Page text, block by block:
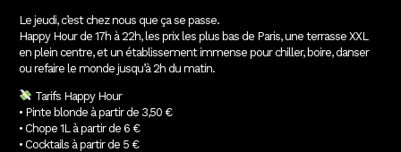
Le jeudi, c’est chez nous que ça se passe.
Happy Hour de 17h à 22h, les prix les plus bas de Paris, une terrasse XXL
en plein centre, et un établissement immense pour chiller, boire, danser
ou refaire le monde jusqu’à 2h du matin.
Tarifs Happy Hour
• Pinte blonde à partir de 3,50 €
• Chope 1L à partir de 6 €
• Cocktails à partir de 5 €